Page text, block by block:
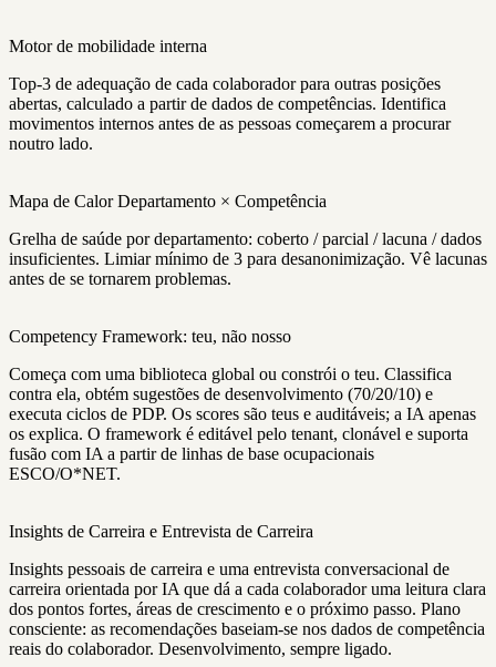
Motor de mobilidade interna
Top-3 de adequação de cada colaborador para outras posições
abertas, calculado a partir de dados de competências. Identifica
movimentos internos antes de as pessoas começarem a procurar
noutro lado.
Mapa de Calor Departamento × Competência
Grelha de saúde por departamento: coberto / parcial / lacuna / dados
insuficientes. Limiar mínimo de 3 para desanonimização. Vê lacunas
antes de se tornarem problemas.
Competency Framework: teu, não nosso
Começa com uma biblioteca global ou constrói o teu. Classifica
contra ela, obtém sugestões de desenvolvimento (70/20/10) e
executa ciclos de PDP. Os scores são teus e auditáveis; a IA apenas
os explica. O framework é editável pelo tenant, clonável e suporta
fusão com IA a partir de linhas de base ocupacionais
ESCO/O*NET.
Insights de Carreira e Entrevista de Carreira
Insights pessoais de carreira e uma entrevista conversacional de
carreira orientada por IA que dá a cada colaborador uma leitura clara
dos pontos fortes, áreas de crescimento e o próximo passo. Plano
consciente: as recomendações baseiam-se nos dados de competência
reais do colaborador. Desenvolvimento, sempre ligado.